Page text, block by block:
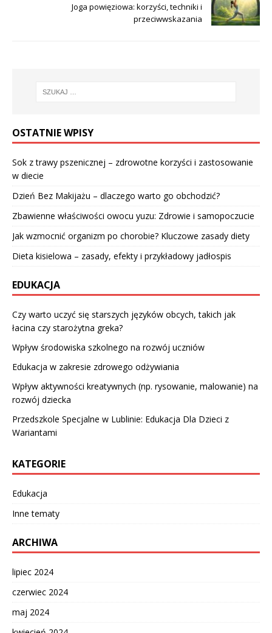
Joga powięziowa: korzyści, techniki i
przeciwwskazania
OSTATNIE WPISY
Sok z trawy pszenicznej – zdrowotne korzyści i zastosowanie
w diecie
Dzień Bez Makijażu – dlaczego warto go obchodzić?
Zbawienne właściwości owocu yuzu: Zdrowie i samopoczucie
Jak wzmocnić organizm po chorobie? Kluczowe zasady diety
Dieta kisielowa – zasady, efekty i przykładowy jadłospis
EDUKACJA
Czy warto uczyć się starszych języków obcych, takich jak
łacina czy starożytna greka?
Wpływ środowiska szkolnego na rozwój uczniów
Edukacja w zakresie zdrowego odżywiania
Wpływ aktywności kreatywnych (np. rysowanie, malowanie) na
rozwój dziecka
Przedszkole Specjalne w Lublinie: Edukacja Dla Dzieci z
Wariantami
KATEGORIE
Edukacja
Inne tematy
ARCHIWA
lipiec 2024
czerwiec 2024
maj 2024